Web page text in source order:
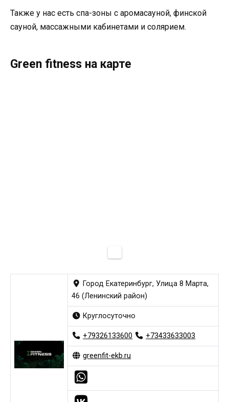
Также у нас есть спа-зоны с аромасауной, финской
сауной, массажными кабинетами и солярием.
Green fitness на карте
Город Екатеринбург, Улица 8 Марта,
46 (Ленинский район)
Круглосуточно
+79326133600 +73433633003
greenfit-ekb.ru